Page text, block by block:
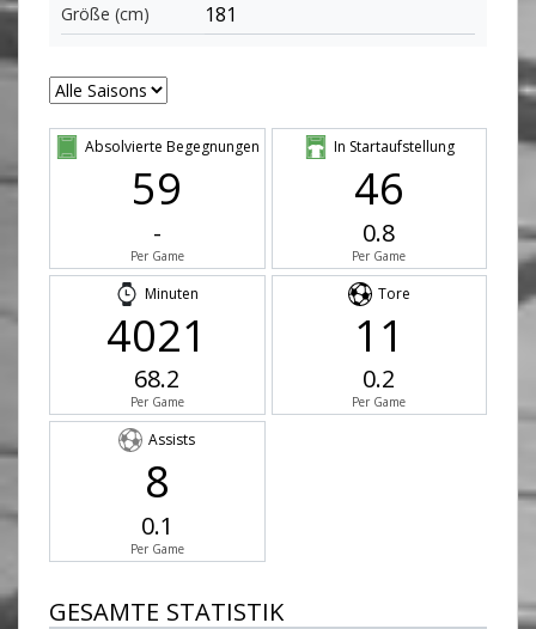
Größe (cm) 181
Absolvierte Begegnungen
59
-
Per Game
In Startaufstellung
46
0.8
Per Game
Minuten
4021
68.2
Per Game
Tore
11
0.2
Per Game
Assists
8
0.1
Per Game
GESAMTE STATISTIK